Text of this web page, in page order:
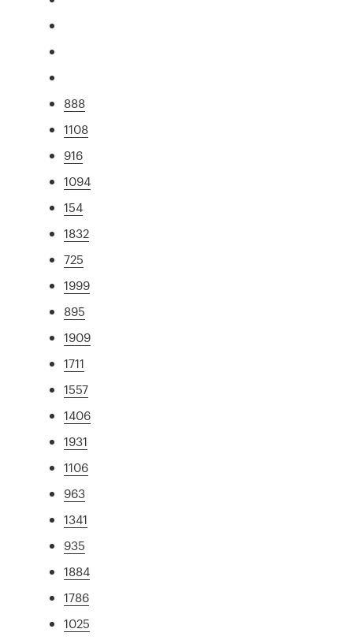
888
1108
916
1094
154
1832
725
1999
895
1909
1711
1557
1406
1931
1106
963
1341
935
1884
1786
1025